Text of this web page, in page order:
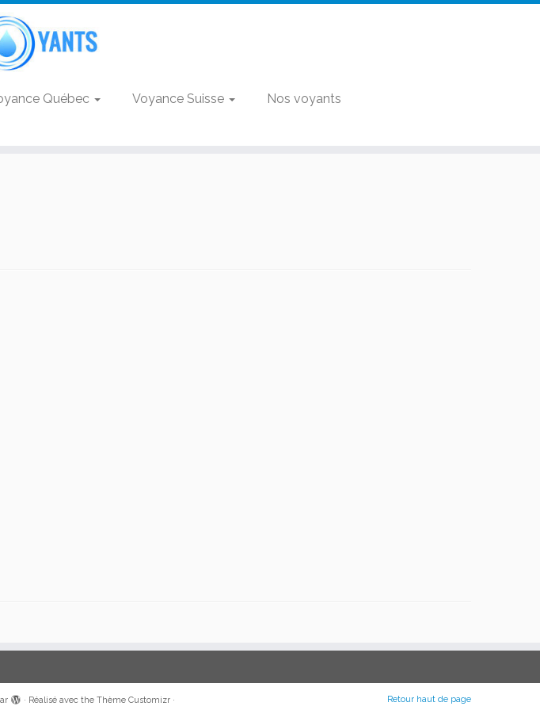
Québec Voyance Suisse
Nos voyants
· Réalisé avec the Thème Customizr · Retour haut de page